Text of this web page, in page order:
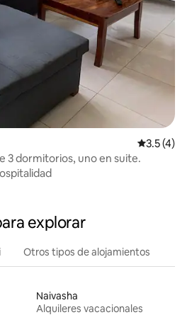
3.5 (4)
3 dormitorios, uno en suite.
explorar
Otros tipos de alojamientos
Naivasha
Alquileres vacacionales